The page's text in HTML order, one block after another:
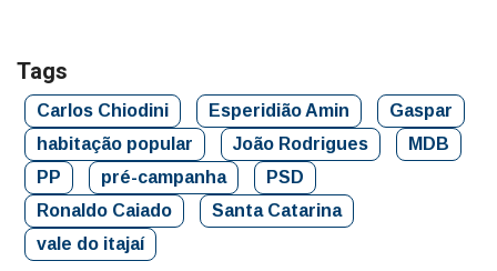
Tags
Carlos Chiodini Esperidião Amin
Gaspar
habitação popular
João Rodrigues
MDB
PP
pré-campanha
PSD
Ronaldo Caiado
Santa Catarina
vale do itajaí